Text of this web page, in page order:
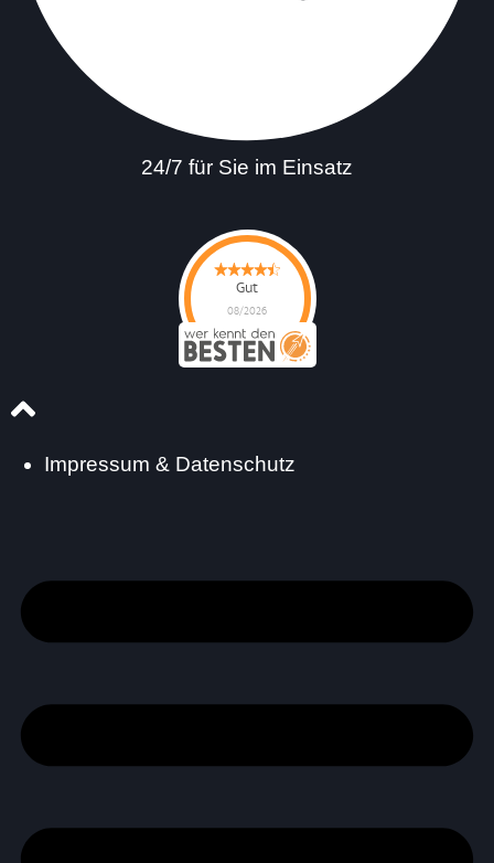
24/7 für Sie im Einsatz
Gut
08/2026
Impressum & Datenschutz